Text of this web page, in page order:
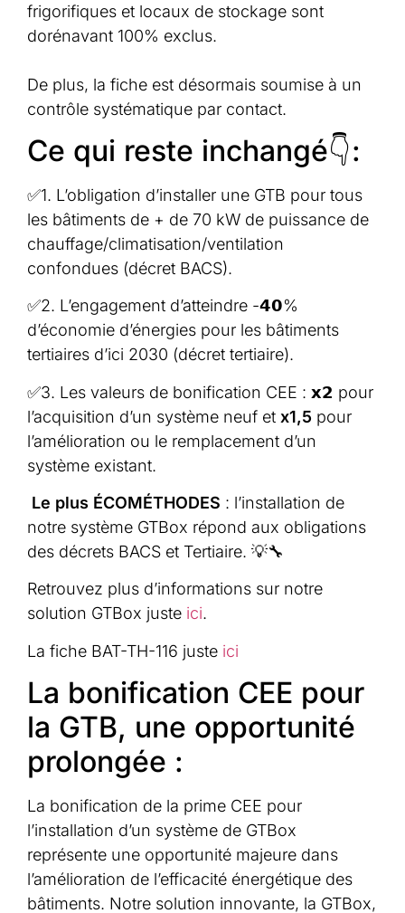
frigorifiques et locaux de stockage sont
dorénavant 100% exclus.
De plus, la fiche est désormais soumise à un
contrôle systématique par contact.
Ce qui reste inchangé👇:
✅1. L’obligation d’installer une GTB pour tous
les bâtiments de + de 70 kW de puissance de
chauffage/climatisation/ventilation
confondues (décret BACS).
✅2. L’engagement d’atteindre -𝟰𝟬%
d’économie d’énergies pour les bâtiments
tertiaires d’ici 2030 (décret tertiaire).
✅3. Les valeurs de bonification CEE : 𝘅𝟮 pour
l’acquisition d’un système neuf et x1,5 pour
l’amélioration ou le remplacement d’un
système existant.
Le plus ÉCOMÉTHODES : l’installation de
notre système GTBox répond aux obligations
des décrets BACS et Tertiaire. 💡🔧
Retrouvez plus d’informations sur notre
solution GTBox juste ici.
La fiche BAT-TH-116 juste ici
La bonification CEE pour
la GTB, une opportunité
prolongée :
La bonification de la prime CEE pour
l’installation d’un système de GTBox
représente une opportunité majeure dans
l’amélioration de l’efficacité énergétique des
bâtiments. Notre solution innovante, la GTBox,